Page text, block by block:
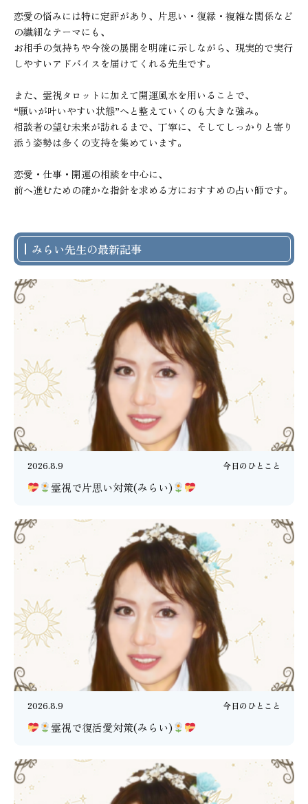
恋愛の悩みには特に定評があり、片思い・復縁・複雑な関係など
の繊細なテーマにも、
お相手の気持ちや今後の展開を明確に示しながら、現実的で実行
しやすいアドバイスを届けてくれる先生です。
また、霊視タロットに加えて開運風水を用いることで、
“願いが叶いやすい状態”へと整えていくのも大きな強み。
相談者の望む未来が訪れるまで、丁寧に、そしてしっかりと寄り
添う姿勢は多くの支持を集めています。
恋愛・仕事・開運の相談を中心に、
前へ進むための確かな指針を求める方におすすめの占い師です。
みらい先生の最新記事
2026.8.9 今日のひとこと
霊視で片思い対策(みらい)
2026.8.9 今日のひとこと
霊視で復活愛対策(みらい)